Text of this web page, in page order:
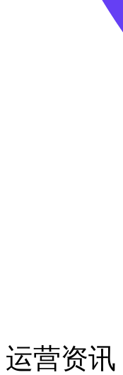
运营资讯